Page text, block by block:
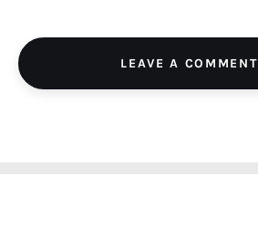
LEAVE A COMMENT